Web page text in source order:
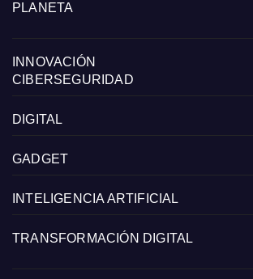
PLANETA
INNOVACIÓN
CIBERSEGURIDAD
DIGITAL
GADGET
INTELIGENCIA ARTIFICIAL
TRANSFORMACIÓN DIGITAL